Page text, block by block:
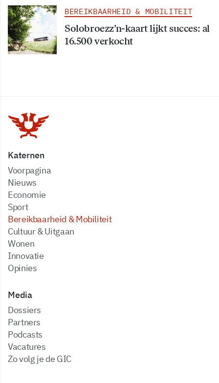
BEREIKBAARHEID & MOBILITEIT
Solobroezz’n-kaart lijkt succes: al
16.500 verkocht
Katernen
Voorpagina
Nieuws
Economie
Sport
Bereikbaarheid & Mobiliteit
Cultuur & Uitgaan
Wonen
Innovatie
Opinies
Media
dossiers
partners
podcasts
vacatures
zo volg je de GIC